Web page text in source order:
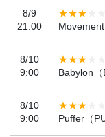
8/9
21:00
8/10
9:00
Babylon
8/10
9:00
Puffer（